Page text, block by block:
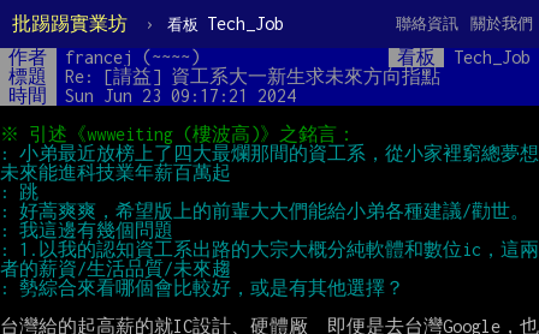
批踢踢實業坊 › 看板 Tech_Job 關於我們
聯絡資訊
作者 francej (~~~~) 看板
Tech_Job
標題
Re: [請益] 資工系大一新生求未來方向指點
時間
Sun Jun 23 09:17:21 2024
: 小弟最近放榜上了四大最爛那間的資工系，從小家裡窮總夢想
: 1.以我的認知資工系出路的大宗大概分純軟體和數位ic，這兩
台灣給的起高薪的就IC設計、硬體厰  即便是去台灣Google，也